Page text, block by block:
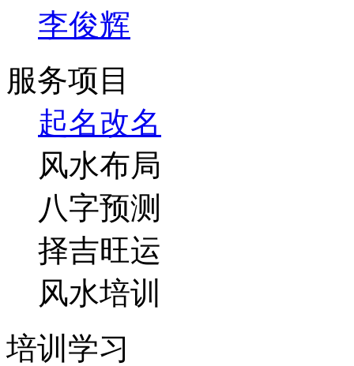
李俊辉
服务项目
起名改名
风水布局
八字预测
择吉旺运
风水培训
培训学习